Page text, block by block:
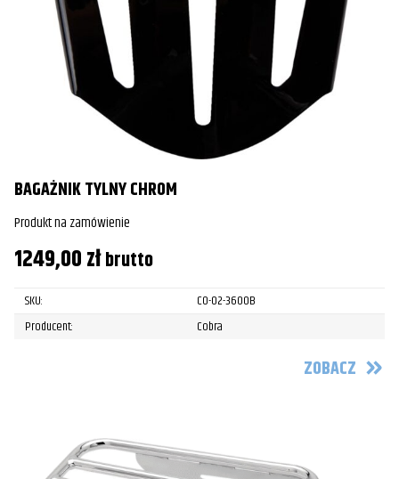
BAGAŻNIK TYLNY CHROM
Produkt na zamówienie
1249,00złbrutto
SKU:
CO-02-3600B
Producent:
Cobra
ZOBACZ